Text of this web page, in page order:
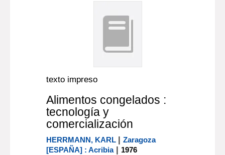
texto impreso
Alimentos congelados :
tecnología y
comercialización
HERRMANN, KARL |Zaragoza
[ESPAÑA] : Acribia| 1976